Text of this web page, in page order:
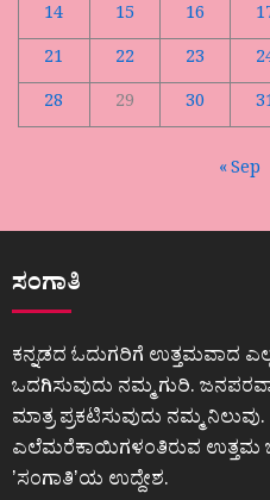
14
15 16
21
22 23
28
29 30
« Sep
ಸಂಗಾತಿ
ಕನ್ನಡದ ಓದುಗರಿಗೆ ಉತ್ತಮವಾದ
ಒದಗಿಸುವುದು ನಮ್ಮ ಗುರಿ.
ಮಾತ್ರ ಪ್ರಕಟಿಸುವುದು ನಮ್ಮ
ಎಲೆಮರೆಕಾಯಿಗಳಂತಿರುವ ಉತ್ತಮ
ʼಸಂಗಾತಿʼಯ ಉದ್ದೇಶ.